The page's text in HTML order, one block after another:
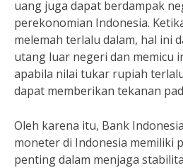
uang juga dapat berdampak
perekonomian Indonesia.
melemah terlalu dalam, hal ini
utang luar negeri dan memicu
apabila nilai tukar rupiah
dapat memberikan tekanan
Oleh karena itu, Bank
moneter di Indonesia memiliki
penting dalam menjaga